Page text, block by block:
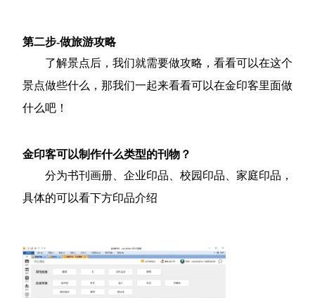
第二步-做旅游攻略
了解景点后，我们就需要做攻略，看看可以在这个
景点做些什么，那我们一起来看看可以在金印客里面做
什么吧！
金印客可以制作什么类型的刊物？
分为书刊画册、企业印品、校园印品、家庭印品，
具体的可以看下方印品介绍